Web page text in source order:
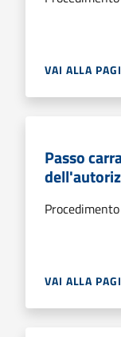
VAI ALLA
Passo
VAI ALLA